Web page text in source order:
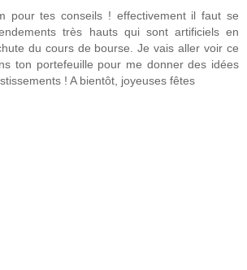
pour tes conseils ! effectivement il faut se
très hauts qui sont artificiels en
du cours de bourse. Je vais aller voir ce
ton portefeuille pour me donner des idées
! A bientôt, joyeuses fêtes